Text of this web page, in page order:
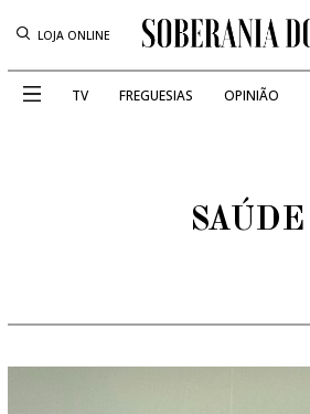
LOJA ONLINE
TV FREGUESIAS OPINIÃO
SAÚDE